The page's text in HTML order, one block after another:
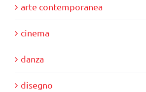
arte contemporanea
cinema
danza
disegno